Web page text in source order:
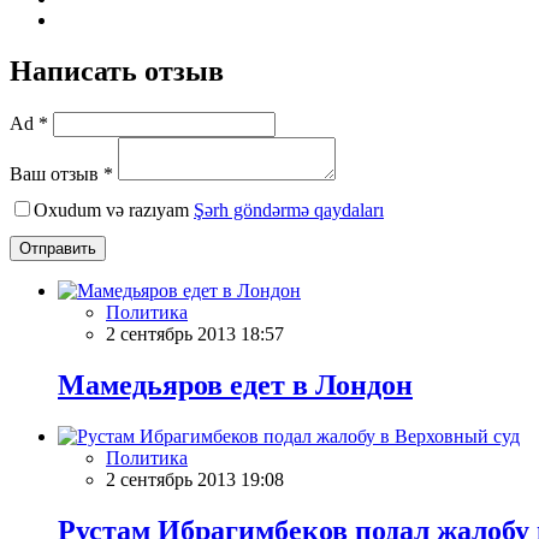
Написать отзыв
Ad *
Ваш отзыв *
Oxudum və razıyam Şərh göndərmə qaydaları
Отправить
Политика
2 сентябрь 2013 18:57
Мамедьяров едет в Лондон
Политика
2 сентябрь 2013 19:08
Рустам Ибрагимбеков подал